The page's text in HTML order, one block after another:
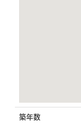
築年数